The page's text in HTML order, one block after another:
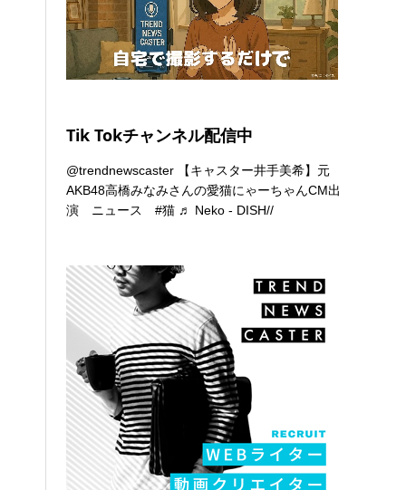
Tik Tokチャンネル配信中
@trendnewscaster 【キャスター井手美希】元
AKB48高橋みなみさんの愛猫にゃーちゃんCM出
演 ニュース#猫 ♬ Neko - DISH//